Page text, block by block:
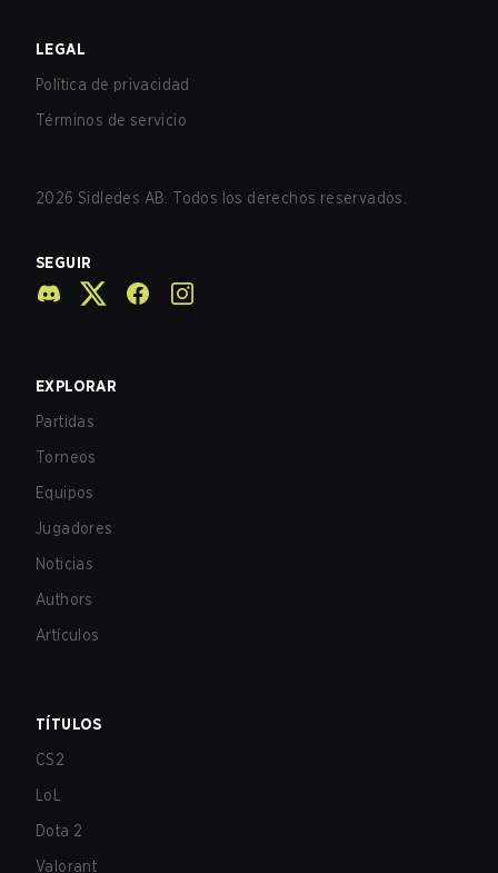
LEGAL
Política de privacidad
Términos de servicio
2026 Sidledes AB. Todos los derechos reservados.
SEGUIR
EXPLORAR
Partidas
Torneos
Equipos
Jugadores
Noticias
Authors
Artículos
TÍTULOS
CS2
LoL
Dota 2
Valorant